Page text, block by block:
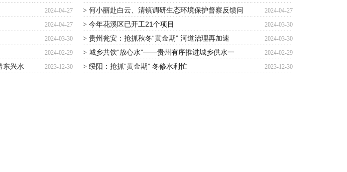
2024-04-27 > 何小丽赴白云、清镇调研生态环境保护督察反馈问 2024-04-27
2024-04-27 > 今年花溪区已开工21个项目 2024-03-30
2024-03-30 > 贵州瓮安：抢抓秋冬“黄金期” 河道治理再加速 2024-03-30
2024-02-29 > 城乡共饮“放心水”——贵州有序推进城乡供水一 2024-02-29
东兴水 2023-12-30 > 绥阳：抢抓“黄金期” 冬修水利忙 2023-12-30